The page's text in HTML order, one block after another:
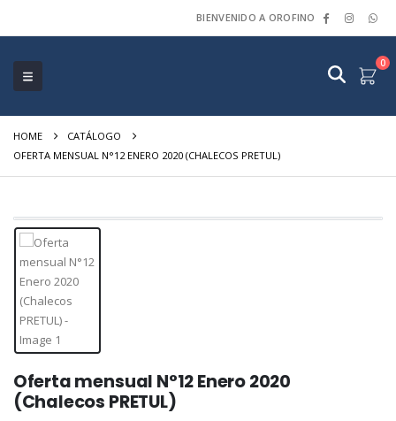
BIENVENIDO A OROFINO
0
HOME
CATÁLOGO
OFERTA MENSUAL N°12 ENERO 2020 (CHALECOS PRETUL)
Oferta mensual N°12 Enero 2020
(Chalecos PRETUL)